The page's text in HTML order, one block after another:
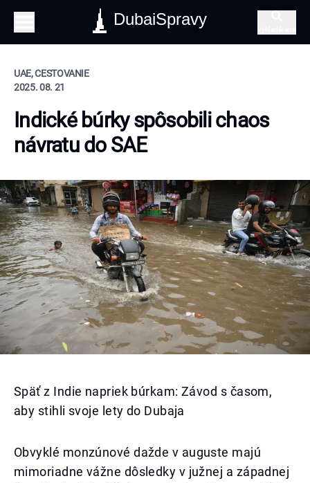
DubaiSpravy
UAE, CESTOVANIE
2025. 08. 21
Indické búrky spôsobili chaos
návratu do SAE
Späť z Indie napriek búrkam: Závod s časom,
aby stihli svoje lety do Dubaja
Obvyklé monzúnové dažde v auguste majú
mimoriadne vážne dôsledky v južnej a západnej